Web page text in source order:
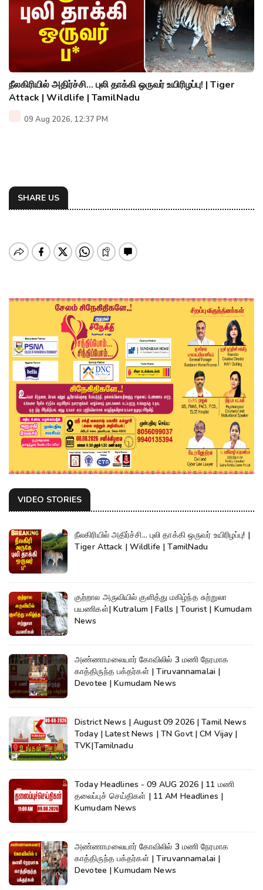
நீலகிரியில் அதிர்ச்சி... புலி தாக்கி ஒருவர் உயிரிழப்பு! | Tiger
Attack | Wildlife | TamilNadu
09 Aug 2026, 12:37 PM
SHARE US
VIDEO STORIES
நீலகிரியில் அதிர்ச்சி... புலி தாக்கி ஒருவர் உயிரிழப்பு! |
Tiger Attack | Wildlife | TamilNadu
குற்றால அருவியில் குளித்து மகிழ்ந்த சுற்றுலா
பயணிகள்| Kutralum | Falls | Tourist | Kumudam
News
அண்ணாமலையார் கோவிலில் 3 மணி நேரமாக
காத்திருந்த பக்தர்கள் | Tiruvannamalai |
Devotee | Kumudam News
District News | August 09 2026 | Tamil News
Today | Latest News | TN Govt | CM Vijay |
TVK|Tamilnadu
Today Headlines - 09 AUG 2026 | 11 மணி
தலைப்புச் செய்திகள் | 11 AM Headlines |
Kumudam News
அண்ணாமலையார் கோவிலில் 3 மணி நேரமாக
காத்திருந்த பக்தர்கள் | Tiruvannamalai |
Devotee | Kumudam News